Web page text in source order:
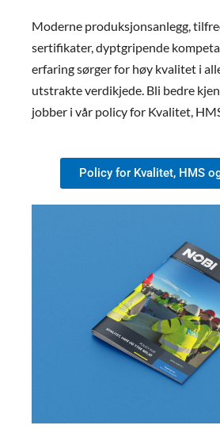
Moderne produksjonsanlegg,
sertifikater, dyptgripende
erfaring sørger for høy kvalitet i
utstrakte verdikjede. Bli bedre
jobber i vår policy for Kvalitet,
Policy for Kvalitet, HMS